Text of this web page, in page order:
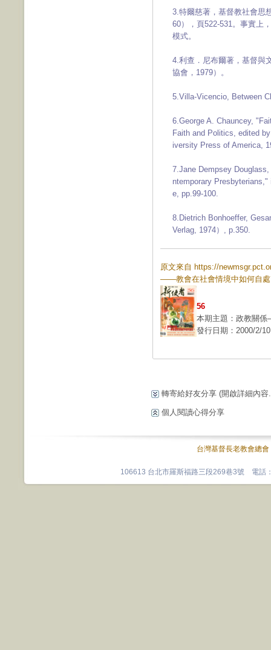
3.特爾慈著，基督教社會思
60），頁522-531。事實上
模式。
4.利查．尼布爾著，基督與
協會，1979）。
5.Villa-Vicencio, Between
6.George A. Chauncey,
Faith and Politics, edited
iversity Press of America,
7.Jane Dempsey
ntemporary
e, pp.99-100.
8.Dietrich Bonhoeffer,
Verlag, 1974）, p.350.
原文來自 https://
——教會在社會情境中如何自
56
本期主題：政教關
發行日期：2000/2/10
轉寄給好友分享 (開啟詳細內容
個人閱讀心得分享
台灣基督長老教會總會
106613 台北市羅斯福路三段269巷3號 電